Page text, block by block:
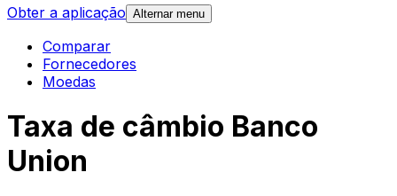
Obter a aplicação Alternar menu
Comparar
Fornecedores
Moedas
Taxa de câmbio Banco
Union